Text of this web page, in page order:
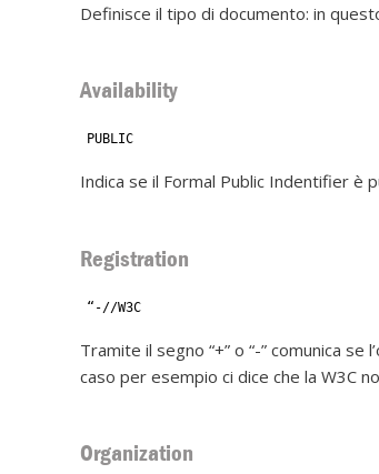
Definisce il tipo di documento: in
Availability
PUBLIC
Indica se il Formal Public Indentifier è
Registration
“-//W3C
Tramite il segno “+” o “-” comunica
caso per esempio ci dice che la W3C
Organization